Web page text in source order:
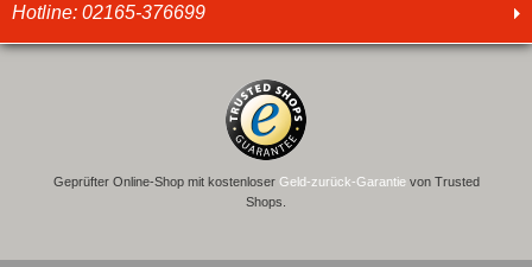
Hotline: 02165-376699
Geprüfter Online-Shop mit kostenloser Geld-zurück-Garantievon Trusted
Shops.